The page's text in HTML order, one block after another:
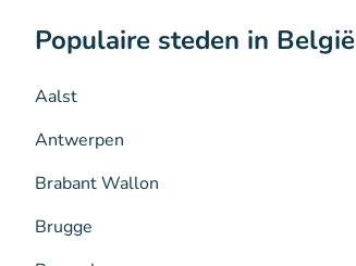
Populaire steden in België
Aalst
Antwerpen
Brabant Wallon
Brugge